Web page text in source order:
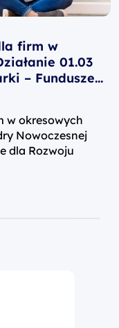
firm w
01.03
– Fundusze
w okresowych
Nowoczesnej
dla Rozwoju